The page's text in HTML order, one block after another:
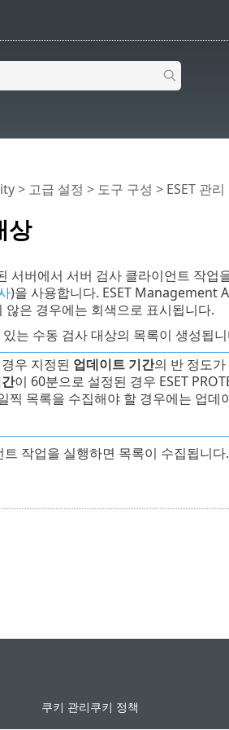
상
> 고급 설정 > 도구 구성 > ESET 관
서버에서 서버 검사 클라이언트 작
)을 사용합니다. ESET Management
은 경우에는 회색으로 표시됩니다.
는 수동 검사 대상의 목록이 생성됩
우 지정된 업데이트 기간의 반 정도가
이 60분으로 설정된 경우 ESET
찍 목록을 수집해야 할 경우에는 업
작업을 실행하면 목록이 수집됩니
쿠키 관리쿠키 정책